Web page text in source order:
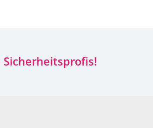
Sicherheitsprofis!